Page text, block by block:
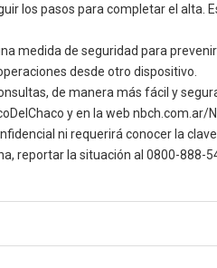
los pasos para completar el alta.
medida de seguridad para
desde otro dispositivo.
de manera más fácil y
y en la web nbch.com.ar/
ni requerirá conocer la
reportar la situación al 0800-888-